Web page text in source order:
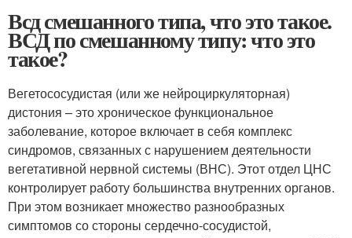
Всд смешанного типа, что это такое.
ВСД по смешанному типу: что это
такое?
Вегетососудистая (или же нейроциркуляторная)
дистония – это хроническое функциональное
заболевание, которое включает в себя комплекс
синдромов, связанных с нарушением деятельности
вегетативной нервной системы (ВНС). Этот отдел ЦНС
контролирует работу большинства внутренних органов.
При этом возникает множество разнообразных
симптомов со стороны сердечно-сосудистой,